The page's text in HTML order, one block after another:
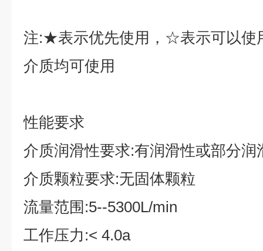
注:★表示优先使用， ☆表示可以使
介质均可使用
性能要求
介质润滑性要求:有润滑性或部分润
介质颗粒要求:无固体颗粒
流量范围 :5--5300L/min
工作压力 :< 4.0a